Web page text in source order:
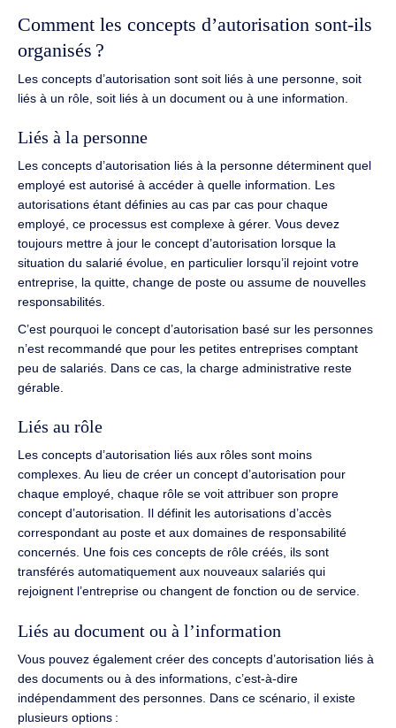
Comment les concepts d’autorisation sont-ils
organisés ?
Les concepts d’autorisation sont soit liés à une personne, soit
liés à un rôle, soit liés à un document ou à une information.
Liés à la personne
Les concepts d’autorisation liés à la personne déterminent quel
employé est autorisé à accéder à quelle information. Les
autorisations étant définies au cas par cas pour chaque
employé, ce processus est complexe à gérer. Vous devez
toujours mettre à jour le concept d’autorisation lorsque la
situation du salarié évolue, en particulier lorsqu’il rejoint votre
entreprise, la quitte, change de poste ou assume de nouvelles
responsabilités.
C’est pourquoi le concept d’autorisation basé sur les personnes
n’est recommandé que pour les petites entreprises comptant
peu de salariés. Dans ce cas, la charge administrative reste
gérable.
Liés au rôle
Les concepts d’autorisation liés aux rôles sont moins
complexes. Au lieu de créer un concept d’autorisation pour
chaque employé, chaque rôle se voit attribuer son propre
concept d’autorisation.
Il définit les autorisations d’accès
correspondant au poste et aux domaines de responsabilité
concernés. Une fois ces concepts de rôle créés, ils sont
transférés automatiquement aux nouveaux salariés qui
rejoignent l’entreprise ou changent de fonction ou de service.
Liés au document ou à l’information
Vous pouvez également créer des concepts d’autorisation liés à
des documents ou à des informations, c’est-à-dire
indépendamment des personnes. Dans ce scénario, il existe
plusieurs options :